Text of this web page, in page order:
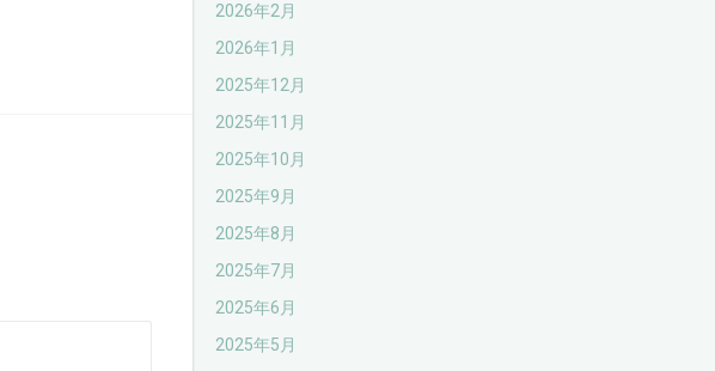
2026年2月
2026年1月
2025年12月
2025年11月
2025年10月
2025年9月
2025年8月
2025年7月
2025年6月
2025年5月